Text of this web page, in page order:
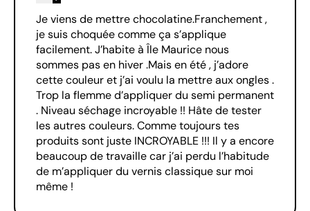
Je viens de mettre chocolatine.Franchement ,
je suis choquée comme ça s’applique
facilement. J’habite à Île Maurice nous
sommes pas en hiver .Mais en été , j’adore
cette couleur et j’ai voulu la mettre aux ongles .
Trop la flemme d’appliquer du semi permanent
. Niveau séchage incroyable !! Hâte de tester
les autres couleurs. Comme toujours tes
produits sont juste INCROYABLE !!! Il y a encore
beaucoup de travaille car j’ai perdu l’habitude
de m’appliquer du vernis classique sur moi
même !